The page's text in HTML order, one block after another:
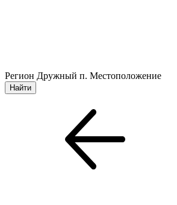
Регион Дружный п. Местоположение